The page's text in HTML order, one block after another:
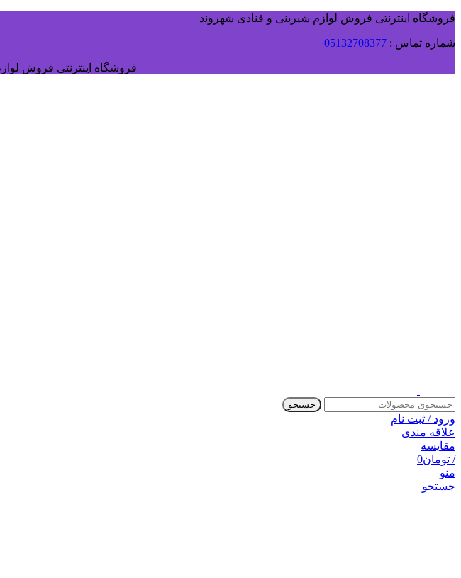
فروشگاه اینترنتی فروش لوازم شیرینی و قنادی شهروند
شماره تماس : 05132708377
فروشگاه اینترنتی فروش
جستجو
ورود / ثبت نام
علاقه مندی
مقایسه
/ تومان0
منو
جستجو